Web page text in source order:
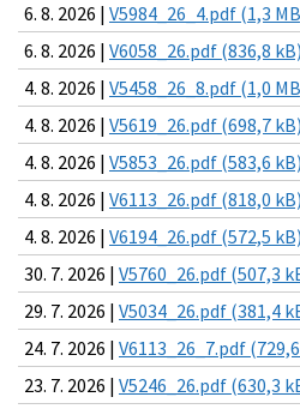
6. 8. 2026 | V5984_26_4.pdf (1,3
6. 8. 2026 | V6058_26.pdf (836,8 kB)
4. 8. 2026 | V5458_26_8.pdf (1,0
4. 8. 2026 | V5619_26.pdf (698,7 kB)
4. 8. 2026 | V5853_26.pdf (583,6 kB)
4. 8. 2026 | V6113_26.pdf (818,0 kB)
4. 8. 2026 | V6194_26.pdf (572,5 kB)
30. 7. 2026 | V5760_26.pdf (507,3
29. 7. 2026 | V5034_26.pdf (381,4
24. 7. 2026 | V6113_26_7.pdf
23. 7. 2026 | V5246_26.pdf (630,3